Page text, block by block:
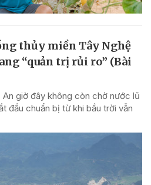
thủy miền Tây Nghệ
“quản trị rủi ro” (Bài
giờ đây không còn chờ nước lũ
đầu chuẩn bị từ khi bầu trời vẫn